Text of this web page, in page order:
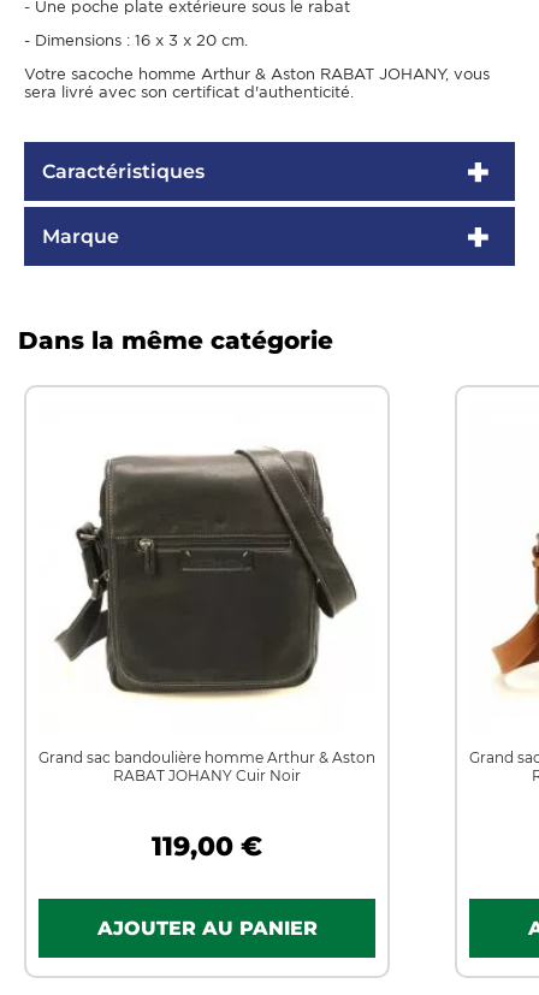
- Une poche plate extérieure sous le rabat
- Dimensions : 16 x 3 x 20 cm.
Votre sacoche homme Arthur & Aston RABAT JOHANY, vous
sera livré avec son certificat d'authenticité.
Caractéristiques
Marque
Dans la même catégorie
Grand sac bandoulière homme Arthur & Aston
RABAT JOHANY Cuir Noir
119,00 €
Grand